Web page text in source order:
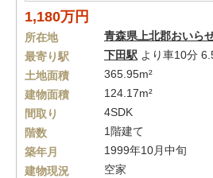
1,180万円
所在地 青森県 上北郡おいら
最寄り駅
下田駅 より車10分
土地面積
365.95m²
建物面積
124.17m²
間取り
4SDK
階数
1階建て
築年月
1999年10月中旬
建物現況
空家